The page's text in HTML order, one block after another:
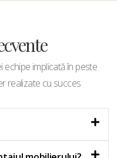
echipe implicată în peste
realizate cu succes